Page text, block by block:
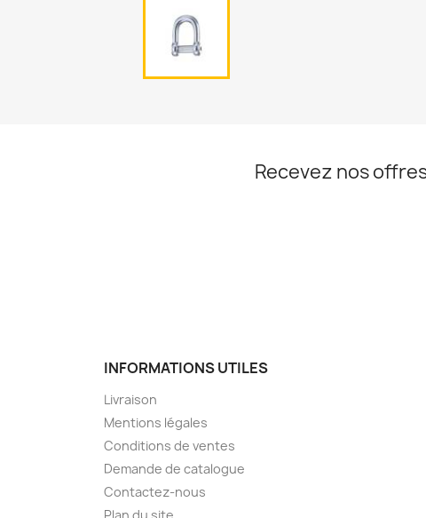
Recevez nos
INFORMATIONS UTILES
Livraison
Mentions légales
Conditions de ventes
Demande de catalogue
Contactez-nous